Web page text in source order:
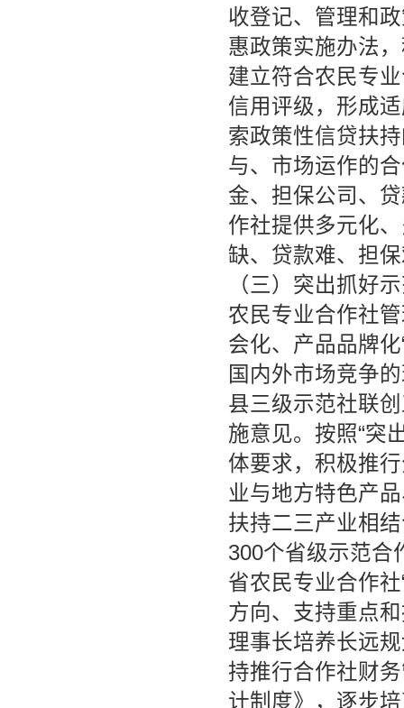
收登记、管理和
惠政策实施办法
建立符合农民专
信用评级，形成
索政策性信贷扶
与、市场运作的
金、担保公司、
作社提供多元化
缺、贷款难、担
（三）突出抓好
农民专业合作社
会化、产品品牌
国内外市场竞争
县三级示范社联
施意见。按照“突
体要求，积极推
业与地方特色产
扶持二三产业相
300个省级示范合
省农民专业合作
方向、支持重点
理事长培养长远
持推行合作社财
计制度》，逐步